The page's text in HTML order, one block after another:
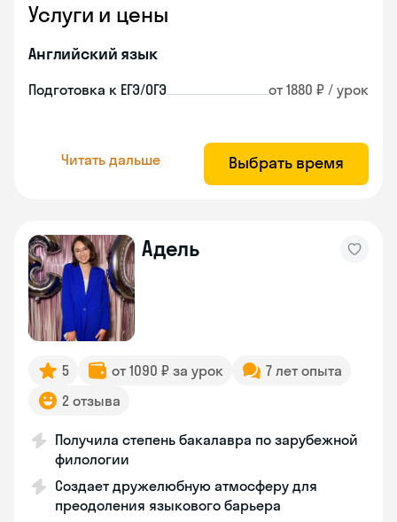
Услуги и цены
Английский язык
Подготовка к ЕГЭ/ОГЭ от 1880 ₽ / урок
Читать дальше Выбрать время
Адель
5 от 1090 ₽ за урок
7 лет опыта
2 отзыва
Получила степень бакалавра по зарубежной
филологии
Создает дружелюбную атмосферу для
преодоления языкового барьера